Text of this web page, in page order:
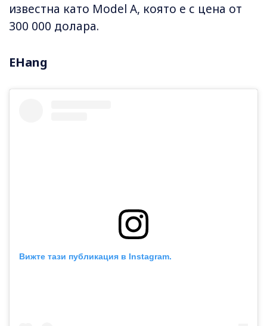
известна като Model A, която е с цена от
300 000 долара.
EHang
Вижте тази публикация в Instagram.